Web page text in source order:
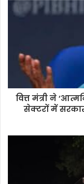
वित्त मंत्री ने
सेक्‍टरों में